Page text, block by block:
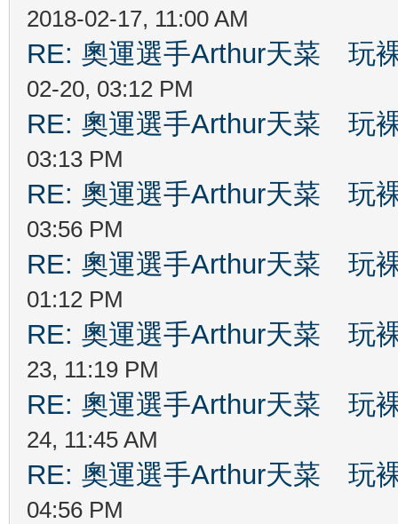
2018-02-17, 11:00 AM
RE: 奧運選手Arthur天菜 玩
02-20, 03:12 PM
RE: 奧運選手Arthur天菜 玩
03:13 PM
RE: 奧運選手Arthur天菜 玩
03:56 PM
RE: 奧運選手Arthur天菜 玩
01:12 PM
RE: 奧運選手Arthur天菜 玩
23, 11:19 PM
RE: 奧運選手Arthur天菜 玩
24, 11:45 AM
RE: 奧運選手Arthur天菜 玩
04:56 PM